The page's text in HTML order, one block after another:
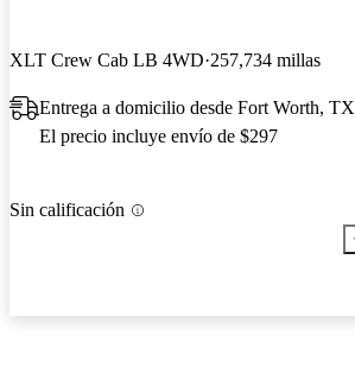
XLT Crew Cab LB 4WD 257,734 millas
Entrega a domicilio desde Fort Worth, TX
El precio incluye envío de $297
Sin calificación